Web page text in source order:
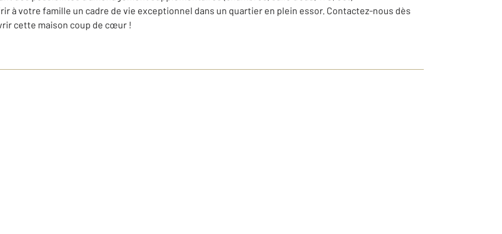
à votre famille un cadre de vie exceptionnel dans un quartier en plein essor. Contactez-nous dès
cette maison coup de cœur !